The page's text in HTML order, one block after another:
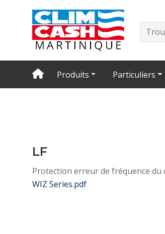
Produits Particuliers
LF
Protection erreur de fréquence du
WIZ Series.pdf